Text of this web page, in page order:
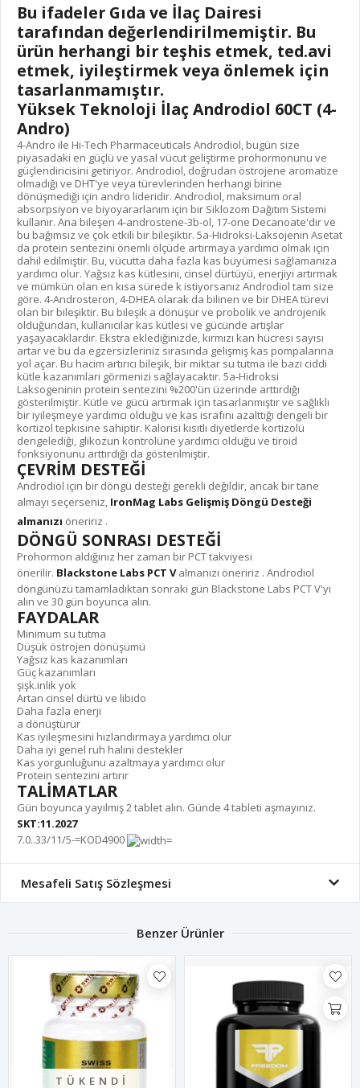
Bu ifadeler Gıda ve İlaç Dairesi
tarafından değerlendirilmemiştir. Bu
ürün herhangi bir teşhis etmek, ted.avi
etmek, iyileştirmek veya önlemek için
tasarlanmamıştır.
Yüksek Teknoloji İlaç Androdiol 60CT (4-
Andro)
4-Andro ile Hi-Tech Pharmaceuticals Androdiol, bugün size
piyasadaki en güçlü ve yasal vücut geliştirme prohormonunu ve
güçlendiricisini getiriyor. Androdiol, doğrudan östrojene aromatize
olmadığı ve DHT'ye veya türevlerinden herhangi birine
dönüşmediği için andro lideridir. Androdiol, maksimum oral
absorpsiyon ve biyoyararlanım için bir Siklozom Dağıtım Sistemi
kullanır. Ana bileşen 4-androstene-3b-ol, 17-one Decanoate'dir ve
bu bağımsız ve çok etkili bir bileşiktir. 5a-Hidroksi-Laksojenin Asetat
da protein sentezini önemli ölçüde artırmaya yardımcı olmak için
dahil edilmiştir. Bu, vücutta daha fazla kas büyümesi sağlamanıza
yardımcı olur. Yağsız kas kütlesini, cinsel dürtüyü, enerjiyi artırmak
ve mümkün olan en kısa sürede k istiyorsanız Androdiol tam size
göre. 4-Androsteron, 4-DHEA olarak da bilinen ve bir DHEA türevi
olan bir bileşiktir. Bu bileşik a dönüşür ve probolik ve androjenik
olduğundan, kullanıcılar kas kütlesi ve gücünde artışlar
yaşayacaklardır. Ekstra eklediğinizde, kırmızı kan hücresi sayısı
artar ve bu da egzersizleriniz sırasında gelişmiş kas pompalarına
yol açar. Bu hacim artırıcı bileşik, bir miktar su tutma ile bazı ciddi
kütle kazanımları görmenizi sağlayacaktır. 5a-Hidroksi
Laksogeninin protein sentezini %200'ün üzerinde arttırdığı
gösterilmiştir. Kütle ve gücü artırmak için tasarlanmıştır ve sağlıklı
bir iyileşmeye yardımcı olduğu ve kas israfını azalttığı dengeli bir
kortizol tepkisine sahiptir. Kalorisi kısıtlı diyetlerde kortizolü
dengelediği, glikozun kontrolüne yardımcı olduğu ve tiroid
fonksiyonunu arttırdığı da gösterilmiştir.
ÇEVRİM DESTEĞİ
Androdiol için bir döngü desteği gerekli değildir, ancak bir tane
almayı seçerseniz, IronMag Labs Gelişmiş Döngü Desteği
almanızı öneririz .
DÖNGÜ SONRASI DESTEĞİ
Prohormon aldığınız her zaman bir PCT takviyesi
önerilir. Blackstone Labs PCT Valmanızı öneririz . Androdiol
döngünüzü tamamladıktan sonraki gün Blackstone Labs PCT V'yi
alın ve 30 gün boyunca alın.
FAYDALAR
Minimum su tutma
Düşük östrojen dönüşümü
Yağsız kas kazanımları
Güç kazanımları
şişk.inlik yok
Artan cinsel dürtü ve libido
Daha fazla enerji
a dönüştürür
Kas iyileşmesini hızlandırmaya yardımcı olur
Daha iyi genel ruh halini destekler
Kas yorgunluğunu azaltmaya yardımcı olur
Protein sentezini artırır
TALİMATLAR
Gün boyunca yayılmış 2 tablet alın. Günde 4 tableti aşmayınız.
SKT:11.2027
7.0..33/11/5-=KOD4900
Mesafeli Satış Sözleşmesi
Benzer Ürünler
TÜKENDI